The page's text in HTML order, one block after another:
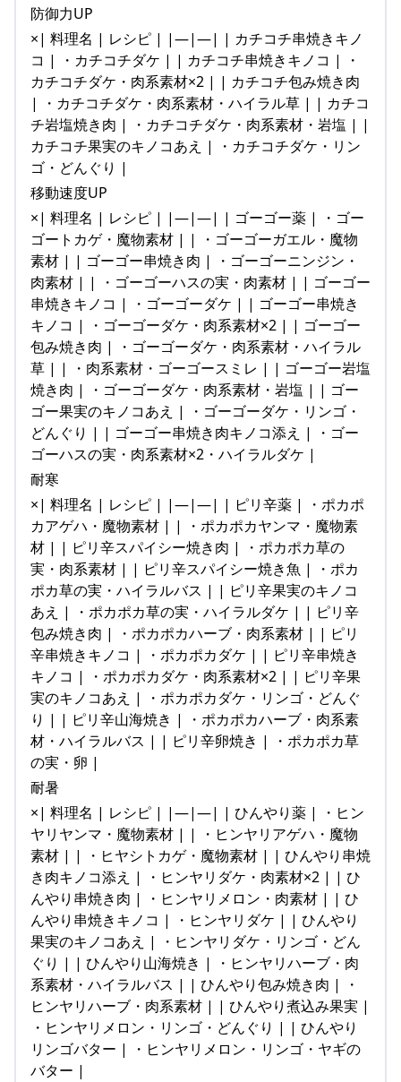
防御力UP
×| 料理名 | レシピ | |—|—| | カチコチ串焼きキノ
コ | ・カチコチダケ | | カチコチ串焼きキノコ | ・
カチコチダケ・肉系素材×2 | | カチコチ包み焼き肉
| ・カチコチダケ・肉系素材・ハイラル草 | | カチコ
チ岩塩焼き肉 | ・カチコチダケ・肉系素材・岩塩 | |
カチコチ果実のキノコあえ | ・カチコチダケ・リン
ゴ・どんぐり |
移動速度UP
×| 料理名 | レシピ | |—|—| | ゴーゴー薬 | ・ゴー
ゴートカゲ・魔物素材 | | ・ゴーゴーガエル・魔物
素材 | | ゴーゴー串焼き肉 | ・ゴーゴーニンジン・
肉素材 | | ・ゴーゴーハスの実・肉素材 | | ゴーゴー
串焼きキノコ | ・ゴーゴーダケ | | ゴーゴー串焼き
キノコ | ・ゴーゴーダケ・肉系素材×2 | | ゴーゴー
包み焼き肉 | ・ゴーゴーダケ・肉系素材・ハイラル
草 | | ・肉系素材・ゴーゴースミレ | | ゴーゴー岩塩
焼き肉 | ・ゴーゴーダケ・肉系素材・岩塩 | | ゴー
ゴー果実のキノコあえ | ・ゴーゴーダケ・リンゴ・
どんぐり | | ゴーゴー串焼き肉キノコ添え | ・ゴー
ゴーハスの実・肉系素材×2・ハイラルダケ |
耐寒
×| 料理名 | レシピ | |—|—| | ピリ辛薬 | ・ポカポ
カアゲハ・魔物素材 | | ・ポカポカヤンマ・魔物素
材 | | ピリ辛スパイシー焼き肉 | ・ポカポカ草の
実・肉系素材 | | ピリ辛スパイシー焼き魚 | ・ポカ
ポカ草の実・ハイラルバス | | ピリ辛果実のキノコ
あえ | ・ポカポカ草の実・ハイラルダケ | | ピリ辛
包み焼き肉 | ・ポカポカハーブ・肉系素材 | | ピリ
辛串焼きキノコ | ・ポカポカダケ | | ピリ辛串焼き
キノコ | ・ポカポカダケ・肉系素材×2 | | ピリ辛果
実のキノコあえ | ・ポカポカダケ・リンゴ・どんぐ
り | | ピリ辛山海焼き | ・ポカポカハーブ・肉系素
材・ハイラルバス | | ピリ辛卵焼き | ・ポカポカ草
の実・卵 |
耐暑
×| 料理名 | レシピ | |—|—| | ひんやり薬 | ・ヒン
ヤリヤンマ・魔物素材 | | ・ヒンヤリアゲハ・魔物
素材 | | ・ヒヤシトカゲ・魔物素材 | | ひんやり串焼
き肉キノコ添え | ・ヒンヤリダケ・肉素材×2 | | ひ
んやり串焼き肉 | ・ヒンヤリメロン・肉素材 | | ひ
んやり串焼きキノコ | ・ヒンヤリダケ | | ひんやり
果実のキノコあえ | ・ヒンヤリダケ・リンゴ・どん
ぐり | | ひんやり山海焼き | ・ヒンヤリハーブ・肉
系素材・ハイラルバス | | ひんやり包み焼き肉 | ・
ヒンヤリハーブ・肉系素材 | | ひんやり煮込み果実 |
・ヒンヤリメロン・リンゴ・どんぐり | | ひんやり
リンゴバター | ・ヒンヤリメロン・リンゴ・ヤギの
バター |